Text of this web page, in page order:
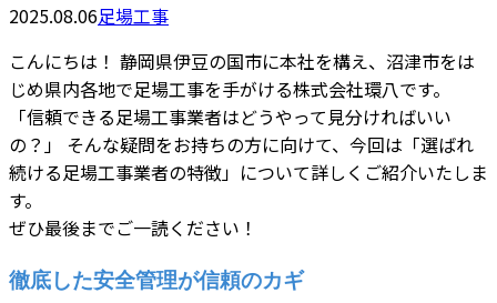
2025.08.06足場工事
こんにちは！ 静岡県伊豆の国市に本社を構え、沼津市をは
じめ県内各地で足場工事を手がける株式会社環八です。
「信頼できる足場工事業者はどうやって見分ければいい
の？」 そんな疑問をお持ちの方に向けて、今回は「選ばれ
続ける足場工事業者の特徴」について詳しくご紹介いたしま
す。
ぜひ最後までご一読ください！
徹底した安全管理が信頼のカギ